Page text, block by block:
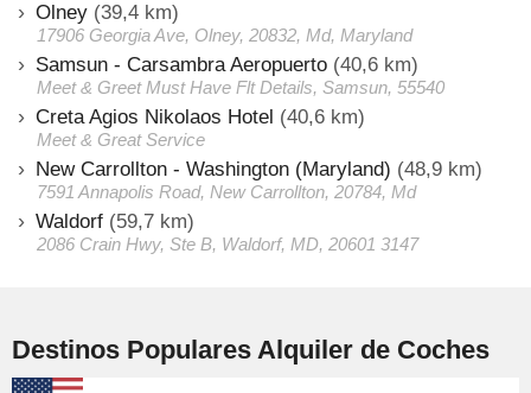
Olney (39,4 km)
17906 Georgia Ave, Olney, 20832, Md, Maryland
Samsun - Carsambra Aeropuerto (40,6 km)
Meet & Greet Must Have Flt Details, Samsun, 55540
Creta Agios Nikolaos Hotel (40,6 km)
Meet & Great Service
New Carrollton - Washington (Maryland) (48,9 km)
7591 Annapolis Road, New Carrollton, 20784, Md
Waldorf (59,7 km)
2086 Crain Hwy, Ste B, Waldorf, MD, 20601 3147
Destinos Populares Alquiler de Coches